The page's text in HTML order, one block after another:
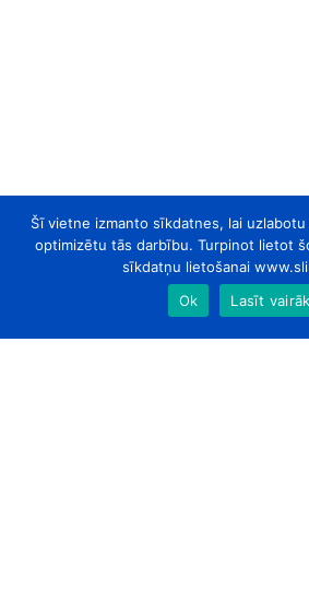
Šī vietne izmanto sīkdatnes, lai
optimizētu tās darbību. Turpinot lietot
sīkdatņu lietošanai
Ok
Lasīt vairāk